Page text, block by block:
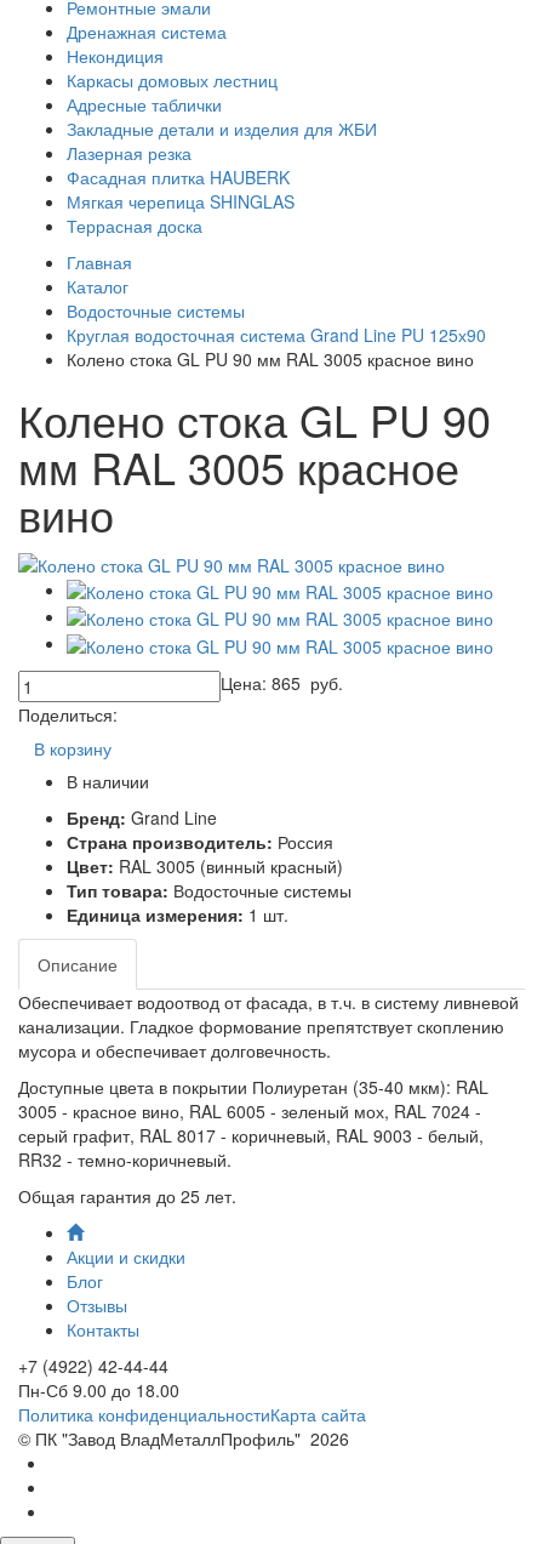
Ремонтные эмали
Дренажная система
Некондиция
Каркасы домовых лестниц
Адресные таблички
Закладные детали и изделия для ЖБИ
Лазерная резка
Фасадная плитка HAUBERK
Мягкая черепица SHINGLAS
Террасная доска
Главная
Каталог
Водосточные системы
Круглая водосточная система Grand Line PU 125х90
Колено стока GL PU 90 мм RAL 3005 красное вино
Колено стока GL PU 90
мм RAL 3005 красное
вино
Цена: 865 руб.
Поделиться:
В корзину
В наличии
Бренд: Grand Line
Страна производитель: Россия
Цвет: RAL 3005 (винный красный)
Тип товара: Водосточные системы
Единица измерения: 1 шт.
Описание
Обеспечивает водоотвод от фасада, в т.ч. в систему ливневой
канализации. Гладкое формование препятствует скоплению
мусора и обеспечивает долговечность.
Доступные цвета в покрытии Полиуретан (35-40 мкм): RAL
3005 - красное вино, RAL 6005 - зеленый мох, RAL 7024 -
серый графит, RAL 8017 - коричневый, RAL 9003 - белый,
RR32 - темно-коричневый.
Общая гарантия до 25 лет.
Акции и скидки
Блог
Отзывы
Контакты
+7 (4922) 42-44-44
Пн-Сб 9.00 до 18.00
Политика конфиденциальностиКарта сайта
© ПК "Завод ВладМеталлПрофиль" 2026